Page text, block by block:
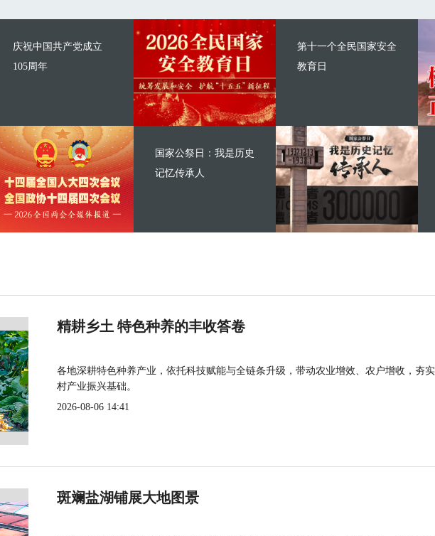
庆祝中国共产党成立
105周年
第十一个全民国家安全
教育日
国家公祭日：我是历史
记忆传承人
精耕乡土 特色种养的丰收答卷
各地深耕特色种养产业，依托科技赋能与全链条升级，带动农业增效、农户增收，夯
村产业振兴基础。
2026-08-06 14:41
斑斓盐湖铺展大地图景